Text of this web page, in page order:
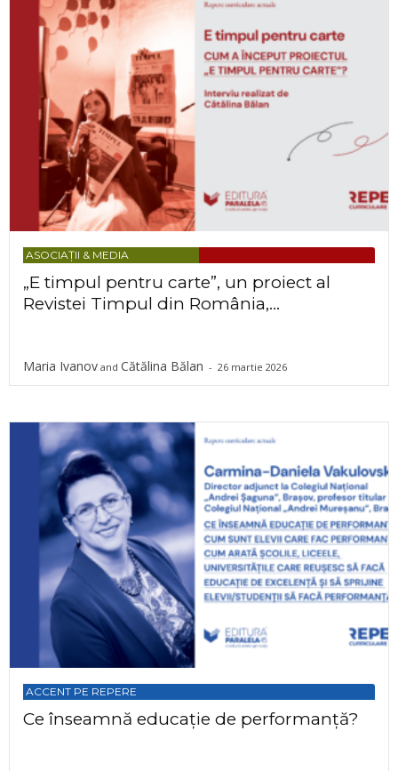
ASOCIAȚII & MEDIA
„E timpul pentru carte”, un proiect al
Revistei Timpul din România,...
Maria Ivanov and Cătălina Bălan - 26 martie 2026
ACCENT PE REPERE
Ce înseamnă educație de performanță?